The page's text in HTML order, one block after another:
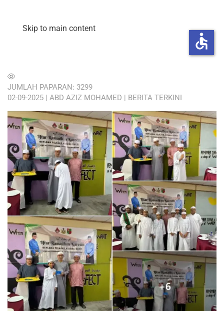
Skip to main content
JUMLAH PAPARAN: 3299
02-09-2025 | ABD AZIZ MOHAMED | BERITA TERKINI
accessible